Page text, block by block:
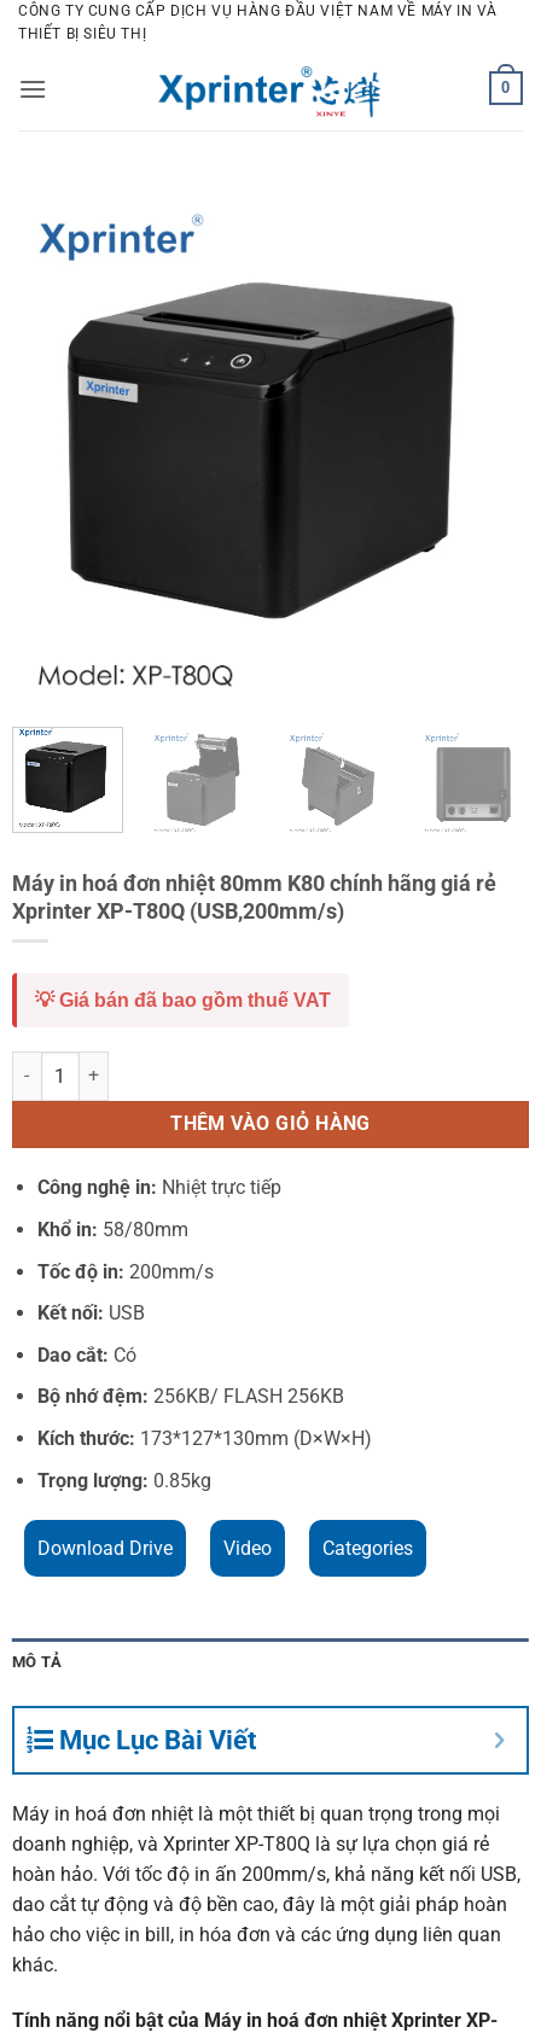
Bỏ
qua
dung
CÔNG TY CUNG CẤP DỊCH VỤ HÀNG ĐẦU VIỆT NAM VỀ MÁY IN VÀ
THIẾT BỊ SIÊU THỊ
0
Máy in hoá đơn nhiệt 80mm K80 chính hãng giá rẻ
Xprinter XP-T80Q (USB,200mm/s)
💡 Giá bán đã bao gồm thuế VAT
Máy in hoá đơn nhiệt 80mm K80 chính hãng giá rẻ Xprinter XP-
THÊM VÀO GIỎ HÀNG
Công nghệ in: Nhiệt trực tiếp
Khổ in: 58/80mm
Tốc độ in: 200mm/s
Kết nối: USB
Dao cắt: Có
Bộ nhớ đệm: 256KB/ FLASH 256KB
Kích thước: 173*127*130mm (D×W×H)
Trọng lượng: 0.85kg
Download Drive Video Categories
MÔ TẢ
Mục Lục Bài Viết
Máy in hoá đơn nhiệt là một thiết bị quan trọng trong mọi
doanh nghiệp, và XprinterXP-T80Q là sự lựa chọn giá rẻ
hoàn hảo. Với tốc độ in ấn 200mm/s, khả năng kết nối USB,
dao cắt tự động và độ bền cao, đây là một giải pháp hoàn
hảo cho việc in bill, in hóa đơn và các ứng dụng liên quan
khác.
Tính năng nổi bật của Máy in hoá đơn nhiệt Xprinter XP-